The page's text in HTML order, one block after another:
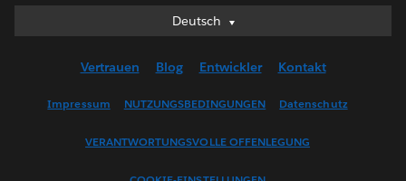
Deutsch
Deutsch
English (US)
Français (France)
Vertrauen Blog Entwickler Kontakt
Impressum NUTZUNGSBEDINGUNGEN Datenschutz
VERANTWORTUNGSVOLLE OFFENLEGUNG